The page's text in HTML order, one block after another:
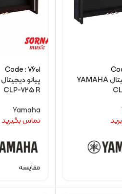
پیانو دیجیتال YAMAHA
Code : 7601
CLP-725 R
Yamaha
تماس بگیرید
مقایسه